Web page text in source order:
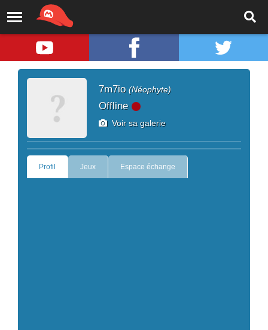
7m7io (Néophyte)
Offline
Voir sa galerie
Profil Jeux Espace échange